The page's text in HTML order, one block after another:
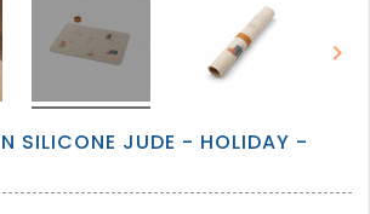

SILICONE JUDE - HOLIDAY -